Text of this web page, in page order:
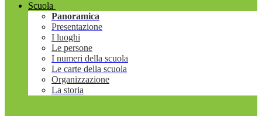
Scuola
Panoramica
Presentazione
I luoghi
Le persone
I numeri della scuola
Le carte della scuola
Organizzazione
La storia